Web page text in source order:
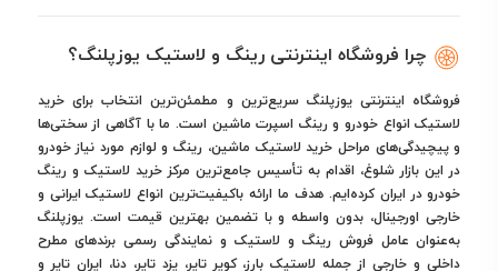
چرا فروشگاه اینترنتی رینگ و لاستیک یوزپلنگ؟
فروشگاه اینترنتی یوزپلنگ سریع‌ترین و مطمئن‌ترین انتخاب برای خرید
لاستیک انواع خودرو و رینگ اسپرت ماشین است. ما با آگاهی از سختی‌ها
و پیچیدگی‌های مراحل خرید لاستیک ماشین، رینگ و لوازم مورد نیاز خودرو
در این بازار شلوغ، اقدام به تأسیس جامع‌ترین مرکز خرید لاستیک و رینگ
خودرو در ایران کرده‌ایم. هدف ما ارائه باکیفیت‌ترین انواع لاستیک ایرانی و
خارجی اورجینال، بدون واسطه و با تضمین بهترین قیمت است. یوزپلنگ
به‌عنوان عامل فروش رینگ و لاستیک و نمایندگی رسمی برندهای مطرح
داخلی و خارجی از جمله لاستیک بارز، کویر تایر، یزد تایر، دنا، ایران تایر و